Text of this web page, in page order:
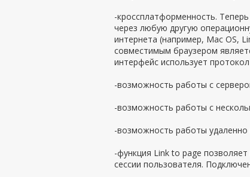
-кроссплатформенность.
через любую другую
интернета (например, Mac OS,
совместимым браузером
интерфейс использует
-возможность работы с
-возможность работы с
-возможность работы
-функция Link to page
сессии пользователя.